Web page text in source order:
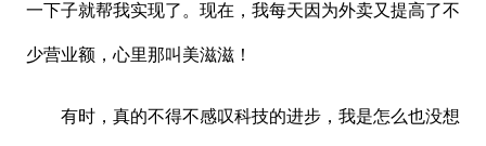
一下子就帮我实现了。现在，我每天因为外卖又提高了不
少营业额，心里那叫美滋滋！
有时，真的不得不感叹科技的进步，我是怎么也没想